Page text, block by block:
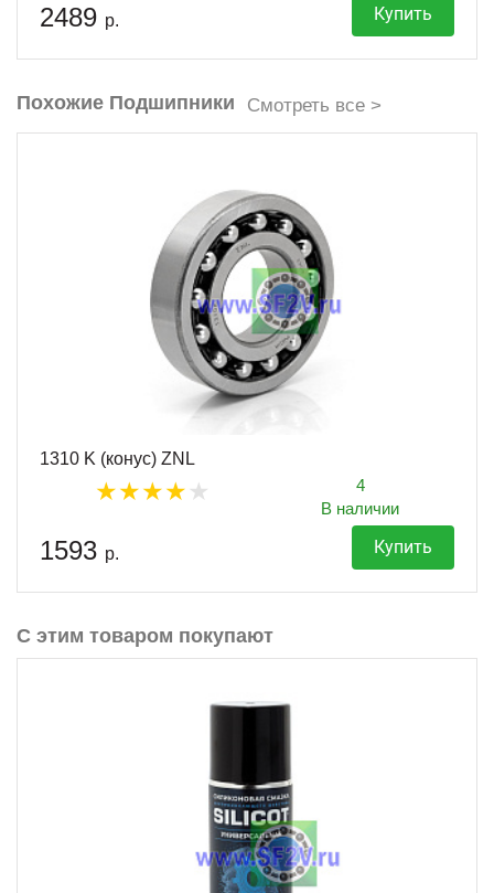
2489 р. Купить
Похожие Подшипники Смотреть все >
1310 K (конус) ZNL
4
В наличии
1593 р. Купить
С этим товаром покупают